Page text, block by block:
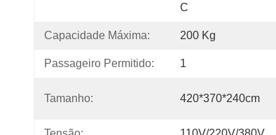
C
Capacidade Máxima: 200 Kg
Passageiro Permitido: 1
Tamanho: 420*370*240cm